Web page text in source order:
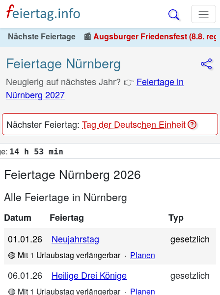
Nächste Feiertage 📰 Augsburger Friedensfest (8.8.
Feiertage Nürnberg
Neugierig auf nächstes Jahr? 👉 Feiertage in
Nürnberg 2027
Nächster Feiertag: Tag der Deutschen Einheit
Feiertage Nürnberg 2026
Alle Feiertage in Nürnberg
Datum Feiertag
Typ
01.01.26
Neujahrstag gesetzlich
🟡 Mit 1 Urlaubstag verlängerbar · Planen
06.01.26 Heilige Drei Könige gesetzlich
🟡 Mit 1 Urlaubstag verlängerbar · Planen